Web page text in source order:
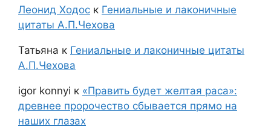
Леонид Ходос к Гениальные и лаконичные
цитаты А.П.Чехова
Татьяна к Гениальные и лаконичные цитаты
А.П.Чехова
igor konnyi к «Править будет желтая раса»:
древнее пророчество сбывается прямо на
наших глазах